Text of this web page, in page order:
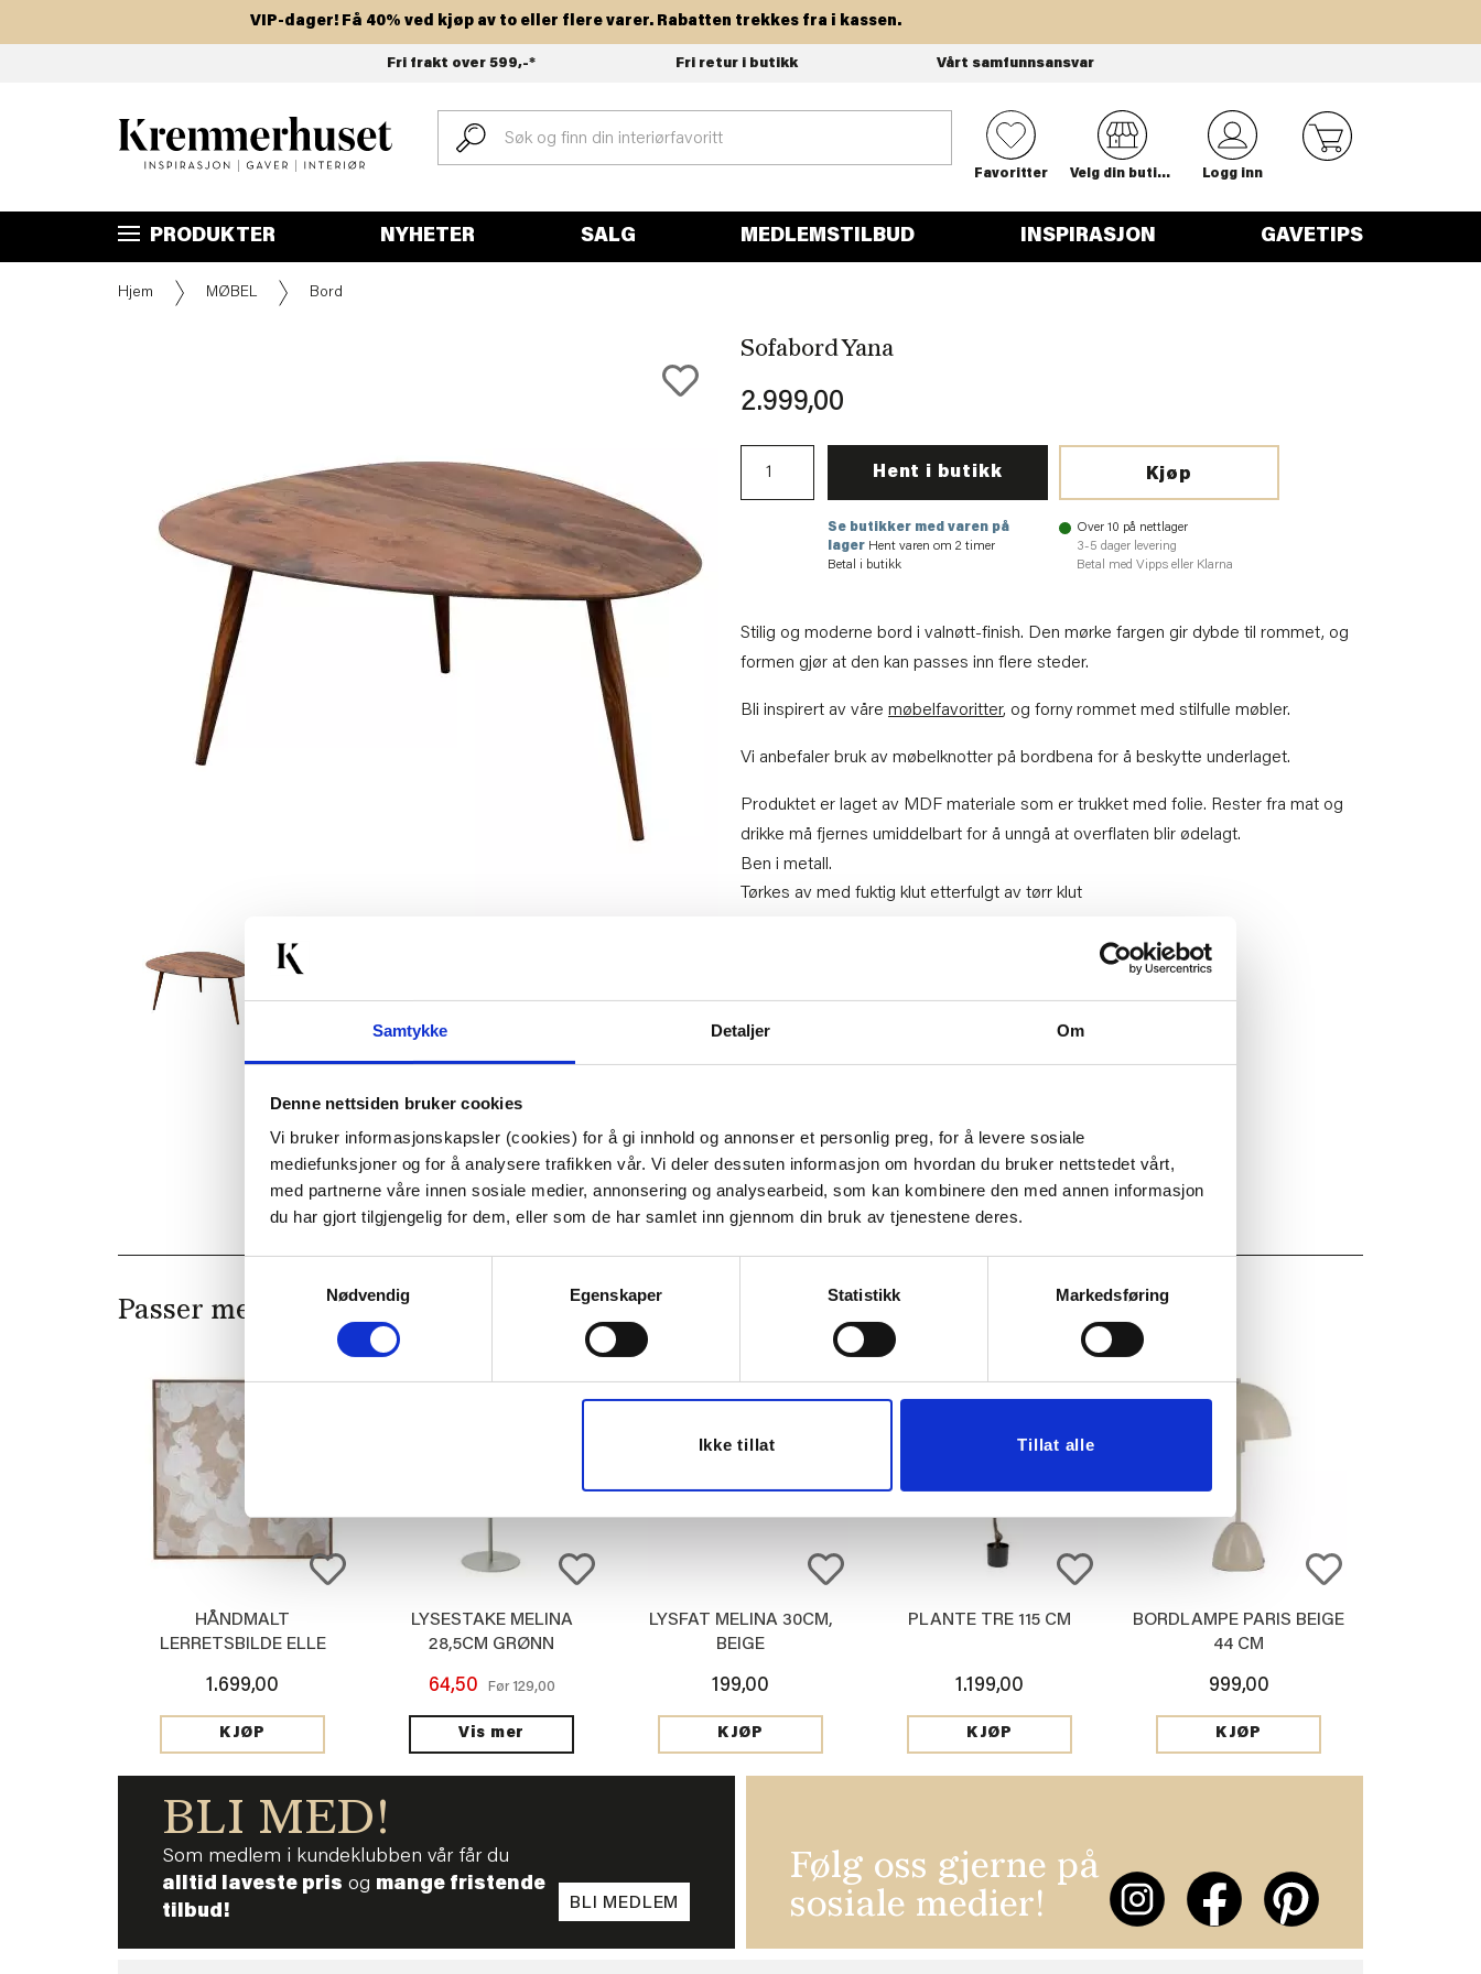
Samtykke Detaljer Om
Denne nettsiden bruker cookies
Vi bruker informasjonskapsler (cookies) for å gi innhold og annonser et personlig preg, for å levere sosiale
mediefunksjoner og for å analysere trafikken vår. Vi deler dessuten informasjon om hvordan du bruker nettstedet vårt,
med partnerne våre innen sosiale medier, annonsering og analysearbeid, som kan kombinere den med annen informasjon
du har gjort tilgjengelig for dem, eller som de har samlet inn gjennom din bruk av tjenestene deres.
Nødvendig
Egenskaper Statistikk Markedsføring
Ikke tillat Tillat alle
Hopp
VIP-dager! Få 40% ved kjøp av to eller flere varer. Rabatten trekkes fra i kassen.
Fri frakt over 599,-* Fri retur i butikk Vårt samfunnsansvar
0
Favoritter Velg din butikk Logg inn
PRODUKTER NYHETER SALG MEDLEMSTILBUD INSPIRASJON GAVETIPS
Hjem MØBEL Bord
Sofabord Yana
2.999,00
Kjøp
Hent i butikk
Over 10 på nettlager
3-5 dager levering
Betal med Vipps eller Klarna
Se butikker med varen på
lagerHent varen om 2 timer
Betal i butikk
Stilig og moderne bord i valnøtt-finish. Den mørke fargen gir dybde til rommet, og
formen gjør at den kan passes inn flere steder.
Bli inspirert av våre møbelfavoritter, og forny rommet med stilfulle møbler.
Vi anbefaler bruk av møbelknotter på bordbena for å beskytte underlaget.
Produktet er laget av MDF materiale som er trukket med folie. Rester fra mat og
drikke må fjernes umiddelbart for å unngå at overflaten blir ødelagt.
Ben i metall.
Tørkes av med fuktig klut etterfulgt av tørr klut
NB! Fri frakt gjelder ikke denne varen.
Høyde:
Last ned bilde
Passer med
HÅNDMALT
LERRETSBILDE ELLE
1.699,00
KJØP
LYSESTAKE MELINA
28,5CM GRØNN
64,50 Før 129,00
Vis mer
LYSFAT MELINA 30CM,
BEIGE
199,00
KJØP
PLANTE TRE 115 CM
1.199,00
KJØP
BORDLAMPE PARIS BEIGE
44 CM
999,00
KJØP
BLI MED!
Som medlem i kundeklubben vår får du
alltid laveste pris og mange fristende
tilbud!
BLI MEDLEM
Følg oss gjerne på
sosiale medier!